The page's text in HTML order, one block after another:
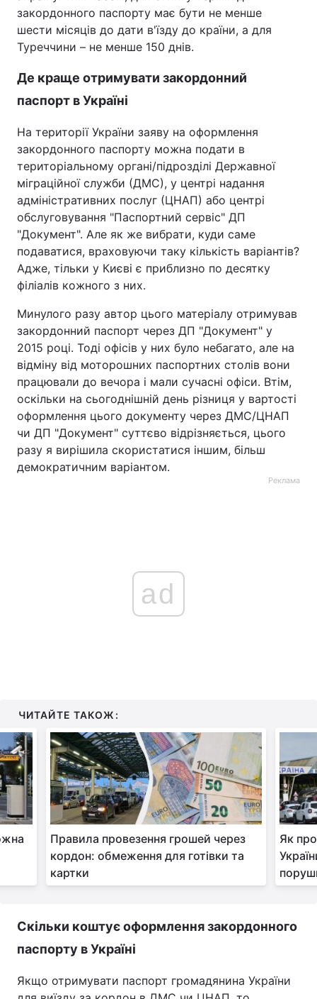
закордонного паспорту має бути не менше
шести місяців до дати в'їзду до країни, а для
Туреччини – не менше 150 днів.
Де краще отримувати закордонний
паспорт в Україні
На території України заяву на оформлення
закордонного паспорту можна подати в
територіальному органі/підрозділі Державної
міграційної служби (ДМС), у центрі надання
адміністративних послуг (ЦНАП) або центрі
обслуговування "Паспортний сервіс" ДП
"Документ". Але як же вибрати, куди саме
подаватися, враховуючи таку кількість варіантів?
Адже, тільки у Києві є приблизно по десятку
філіалів кожного з них.
Минулого разу автор цього матеріалу отримував
закордонний паспорт через ДП "Документ" у
2015 році. Тоді офісів у них було небагато, але на
відміну від моторошних паспортних столів вони
працювали до вечора і мали сучасні офіси. Втім,
оскільки на сьогоднішній день різниця у вартості
оформлення цього документу через ДМС/ЦНАП
чи ДП "Документ" суттєво відрізняється, цього
разу я вирішила скористатися іншим, більш
демократичним варіантом.
Реклама
ad
ЧИТАЙТЕ ТАКОЖ:
Правила провезення грошей через
кордон: обмеження для готівки та
картки
Як
Скільки коштує оформлення закордонного
паспорту в Україні
Якщо отримувати паспорт громадянина України